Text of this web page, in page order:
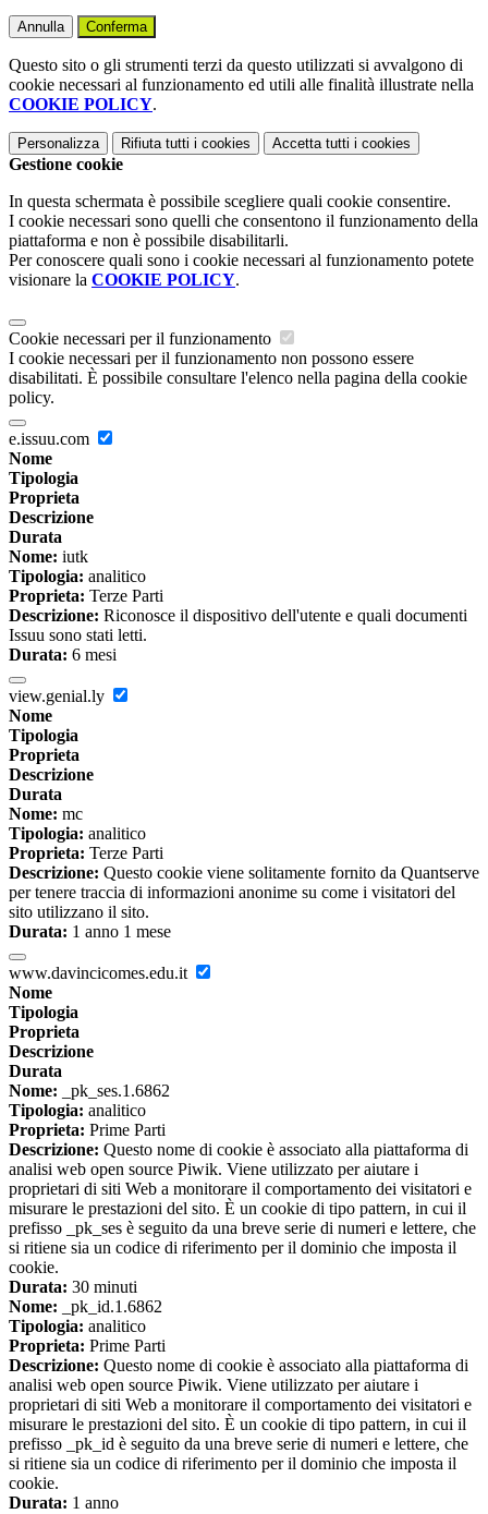
Annulla Conferma
Questo sito o gli strumenti terzi da questo utilizzati si avvalgono di
cookie necessari al funzionamento ed utili alle finalità illustrate nella
COOKIE POLICY.
Personalizza Rifiuta tutti i cookies Accetta tutti i cookies
Gestione cookie
In questa schermata è possibile scegliere quali cookie consentire.
I cookie necessari sono quelli che consentono il funzionamento della
piattaforma e non è possibile disabilitarli.
Per conoscere quali sono i cookie necessari al funzionamento potete
visionare la COOKIE POLICY.
Cookie necessari per il funzionamento
I cookie necessari per il funzionamento non possono essere
disabilitati. È possibile consultare l'elenco nella pagina della cookie
policy.
e.issuu.com
Nome
Tipologia
Proprieta
Descrizione
Durata
Nome: iutk
Tipologia: analitico
Proprieta: Terze Parti
Descrizione: Riconosce il dispositivo dell'utente e quali documenti
Issuu sono stati letti.
Durata: 6 mesi
view.genial.ly
Nome
Tipologia
Proprieta
Descrizione
Durata
Nome: mc
Tipologia: analitico
Proprieta: Terze Parti
Descrizione: Questo cookie viene solitamente fornito da Quantserve
per tenere traccia di informazioni anonime su come i visitatori del
sito utilizzano il sito.
Durata: 1 anno 1 mese
www.davincicomes.edu.it
Nome
Tipologia
Proprieta
Descrizione
Durata
Nome: _pk_ses.1.6862
Tipologia: analitico
Proprieta: Prime Parti
Descrizione: Questo nome di cookie è associato alla piattaforma di
analisi web open source Piwik. Viene utilizzato per aiutare i
proprietari di siti Web a monitorare il comportamento dei visitatori e
misurare le prestazioni del sito. È un cookie di tipo pattern, in cui il
prefisso _pk_ses è seguito da una breve serie di numeri e lettere, che
si ritiene sia un codice di riferimento per il dominio che imposta il
cookie.
Durata: 30 minuti
Nome: _pk_id.1.6862
Tipologia: analitico
Proprieta: Prime Parti
Descrizione: Questo nome di cookie è associato alla piattaforma di
analisi web open source Piwik. Viene utilizzato per aiutare i
proprietari di siti Web a monitorare il comportamento dei visitatori e
misurare le prestazioni del sito. È un cookie di tipo pattern, in cui il
prefisso _pk_id è seguito da una breve serie di numeri e lettere, che
si ritiene sia un codice di riferimento per il dominio che imposta il
cookie.
Durata: 1 anno